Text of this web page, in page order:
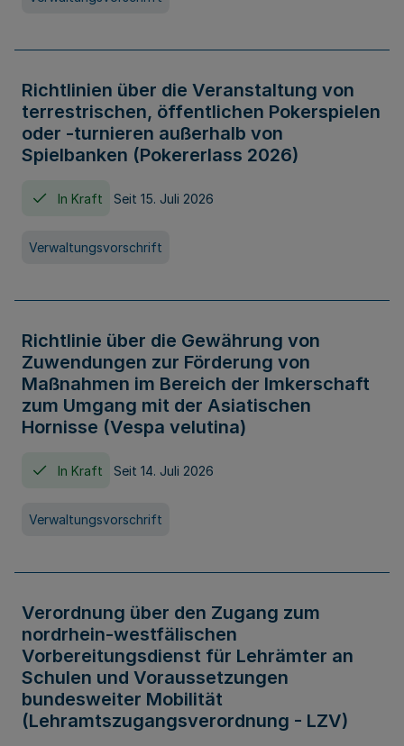
Richtlinien über die Veranstaltung von
terrestrischen, öffentlichen Pokerspielen
oder -turnieren außerhalb von
Spielbanken (Pokererlass 2026)
In Kraft Seit 15. Juli 2026
Verwaltungsvorschrift
Richtlinie über die Gewährung von
Zuwendungen zur Förderung von
Maßnahmen im Bereich der Imkerschaft
zum Umgang mit der Asiatischen
Hornisse (Vespa velutina)
In Kraft Seit 14. Juli 2026
Verwaltungsvorschrift
Verordnung über den Zugang zum
nordrhein-westfälischen
Vorbereitungsdienst für Lehrämter an
Schulen und Voraussetzungen
bundesweiter Mobilität
(Lehramtszugangsverordnung - LZV)